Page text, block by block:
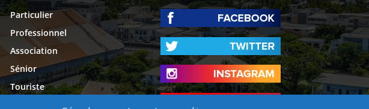
Particulier
Professionnel
Association
Sénior
Touriste